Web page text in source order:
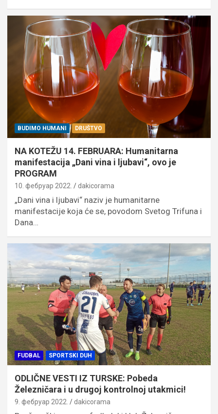
BUDIMO HUMANI DRUŠTVO
NA KOTEŽU 14. FEBRUARA: Humanitarna
manifestacija „Dani vina i ljubavi“, ovo je
PROGRAM
10. фебруар 2022. dakicorama
„Dani vina i ljubavi“ naziv je humanitarne
manifestacije koja će se, povodom Svetog Trifuna i
Dana…
FUDBAL SPORTSKI DUH
ODLIČNE VESTI IZ TURSKE: Pobeda
Železničara i u drugoj kontrolnoj utakmici!
9. фебруар 2022. dakicorama